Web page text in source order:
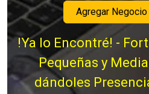
Agregar
!Ya lo Encontré! -
Pequeñas y
dándoles